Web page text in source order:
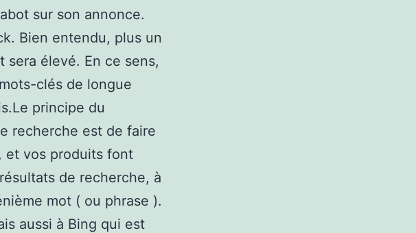
sur son annonce.
Bien entendu, plus un
élevé. En ce sens,
clés de longue
principe du
recherche est de faire
et vos produits font
de recherche, à
mot ( ou phrase ).
aussi à Bing qui est